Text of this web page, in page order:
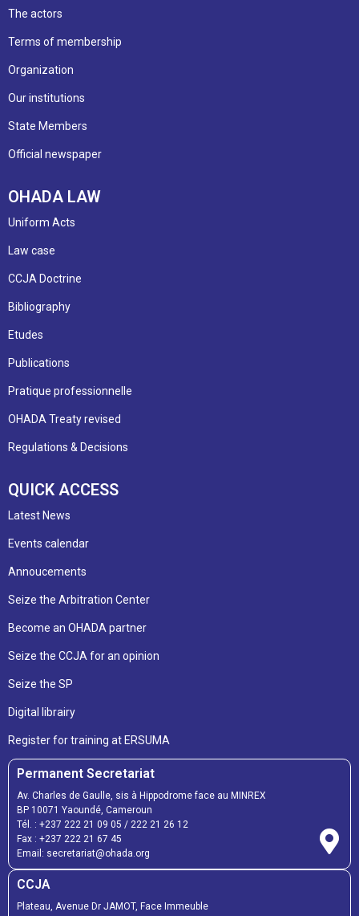
The actors
Terms of membership
Organization
Our institutions
State Members
Official newspaper
OHADA LAW
Uniform Acts
Law case
CCJA Doctrine
Bibliography
Etudes
Publications
Pratique professionnelle
OHADA Treaty revised
Regulations & Decisions
QUICK ACCESS
Latest News
Events calendar
Annoucements
Seize the Arbitration Center
Become an OHADA partner
Seize the CCJA for an opinion
Seize the SP
Digital librairy
Register for training at ERSUMA
Permanent Secretariat
Av. Charles de Gaulle, sis à Hippodrome face au MINREX
BP 10071 Yaoundé, Cameroun
Tél. : +237 222 21 09 05 / 222 21 26 12
Fax : +237 222 21 67 45
Email: secretariat@ohada.org
CCJA
Plateau, Avenue Dr JAMOT, Face Immeuble